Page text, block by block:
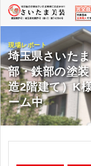
現場レポート
埼玉県さいた
部・鉄部の塗
造2階建て）K
ーム中